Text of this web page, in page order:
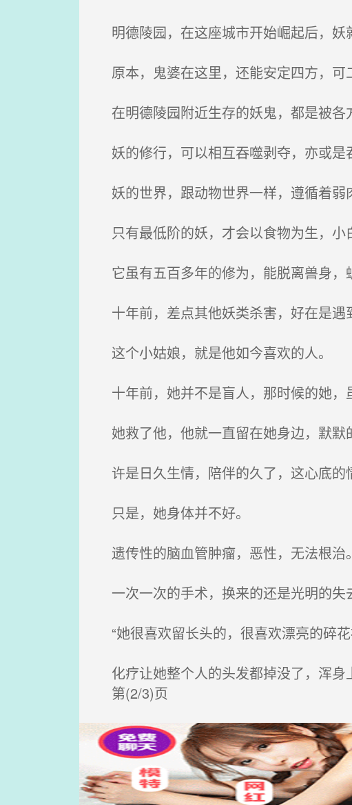
明德陵园，在这座城市开始崛起后，妖
原本，鬼婆在这里，还能安定四方，可
在明德陵园附近生存的妖鬼，都是被各
妖的修行，可以相互吞噬剥夺，亦或是
妖的世界，跟动物世界一样，遵循着弱
只有最低阶的妖，才会以食物为生，小
它虽有五百多年的修为，能脱离兽身，
十年前，差点其他妖类杀害，好在是遇
这个小姑娘，就是他如今喜欢的人。
十年前，她并不是盲人，那时候的她，
她救了他，他就一直留在她身边，默默
许是日久生情，陪伴的久了，这心底的
只是，她身体并不好。
遗传性的脑血管肿瘤，恶性，无法根治。
一次一次的手术，换来的还是光明的失
“她很喜欢留长头的，很喜欢漂亮的碎花
化疗让她整个人的头发都掉没了，浑身
第(2/3)页